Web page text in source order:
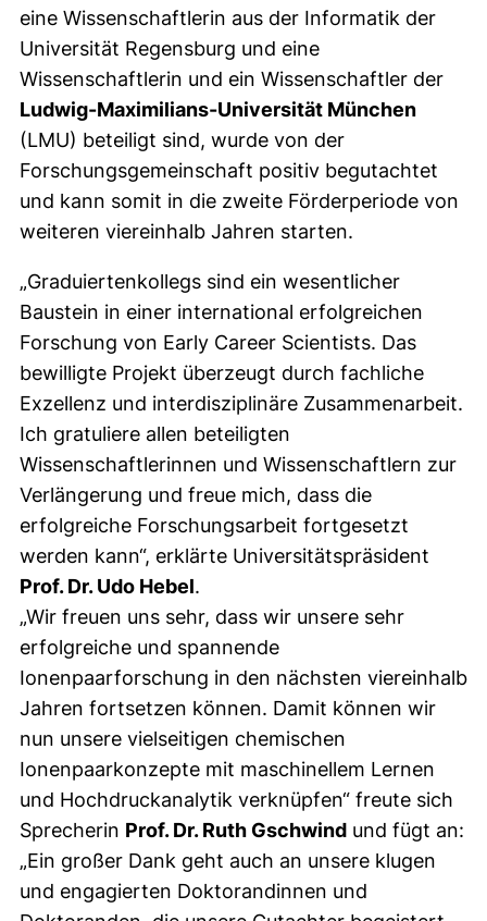
eine Wissenschaftlerin aus der Informatik der
Universität Regensburg und eine
Wissenschaftlerin und ein Wissenschaftler der
Ludwig-Maximilians-Universität München
(LMU) beteiligt sind, wurde von der
Forschungsgemeinschaft positiv begutachtet
und kann somit in die zweite Förderperiode von
weiteren viereinhalb Jahren starten.
„Graduiertenkollegs sind ein wesentlicher
Baustein in einer international erfolgreichen
Forschung von Early Career Scientists. Das
bewilligte Projekt überzeugt durch fachliche
Exzellenz und interdisziplinäre Zusammenarbeit.
Ich gratuliere allen beteiligten
Wissenschaftlerinnen und Wissenschaftlern zur
Verlängerung und freue mich, dass die
erfolgreiche Forschungsarbeit fortgesetzt
werden kann“, erklärte Universitätspräsident
Prof. Dr. Udo Hebel.
„Wir freuen uns sehr, dass wir unsere sehr
erfolgreiche und spannende
Ionenpaarforschung in den nächsten viereinhalb
Jahren fortsetzen können. Damit können wir
nun unsere vielseitigen chemischen
Ionenpaarkonzepte mit maschinellem Lernen
und Hochdruckanalytik verknüpfen“ freute sich
Sprecherin Prof. Dr. Ruth Gschwind und fügt an:
„Ein großer Dank geht auch an unsere klugen
und engagierten Doktorandinnen und